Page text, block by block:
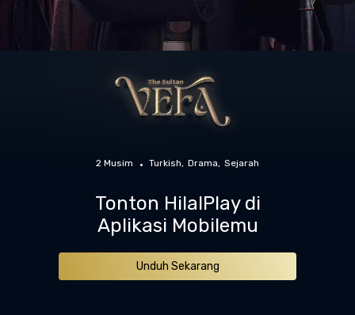
2 Musim Turkish Drama Sejarah
Tonton HilalPlay di
Aplikasi Mobilemu
Unduh Sekarang